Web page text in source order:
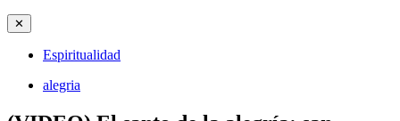
✕
Espiritualidad
alegria